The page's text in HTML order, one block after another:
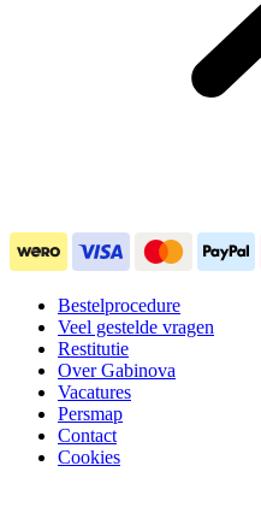
Bestelprocedure
Veel gestelde vragen
Restitutie
Over Gabinova
Vacatures
Persmap
Contact